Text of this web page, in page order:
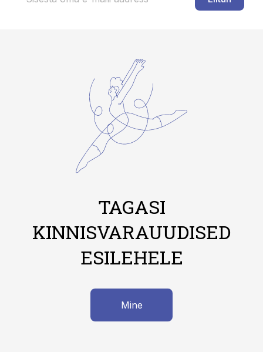
TAGASI
KINNISVARAUUDISED
ESILEHELE
Mine